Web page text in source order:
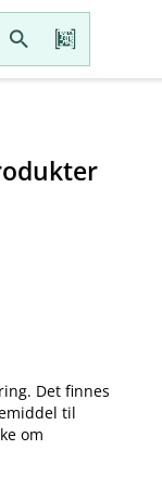
Det finnes
til
om